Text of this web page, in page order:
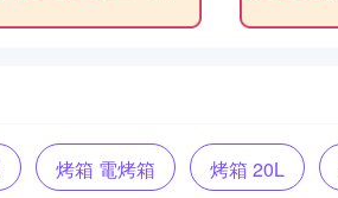
烤箱 電烤箱 烤箱 20L